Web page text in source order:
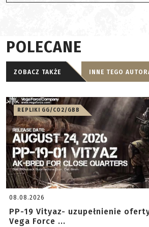
POLECANE
ZOBACZ TAKŻE INNE TEGO
REPLIKI GG/CO2/GBB
08.08.2026
PP-19 Vityaz- uzupełnienie
Vega Force ...